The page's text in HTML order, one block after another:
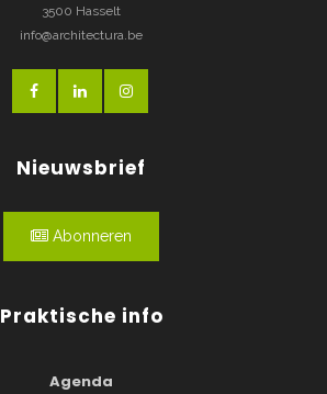
3500 Hasselt
info@architectura.be
Nieuwsbrief
Abonneren
Praktische info
Agenda